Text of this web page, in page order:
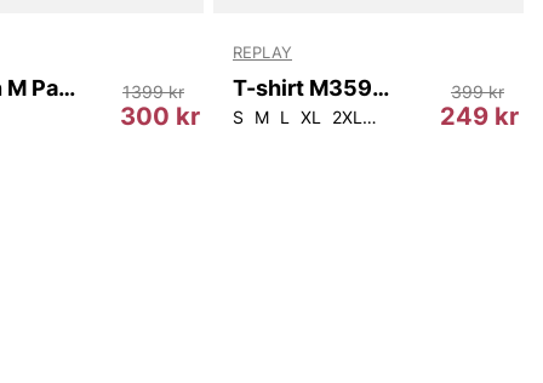
Crimson M Pants
300 kr
1399 kr
REPLAY
T-shirt M3590A Replay
S M L XL 2XL 3XL 249 kr
399 kr